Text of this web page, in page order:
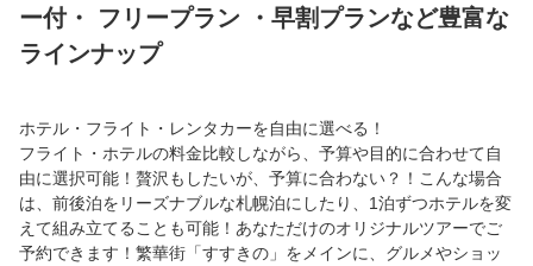
ー付・ フリープラン ・早割プランなど豊富な
ラインナップ
ホテル・フライト・レンタカーを自由に選べる！
フライト・ホテルの料金比較しながら、予算や目的に合わせて自
由に選択可能！贅沢もしたいが、予算に合わない？！こんな場合
は、前後泊をリーズナブルな札幌泊にしたり、1泊ずつホテルを変
えて組み立てることも可能！あなただけのオリジナルツアーでご
予約できます！繁華街「すすきの」をメインに、グルメやショッ